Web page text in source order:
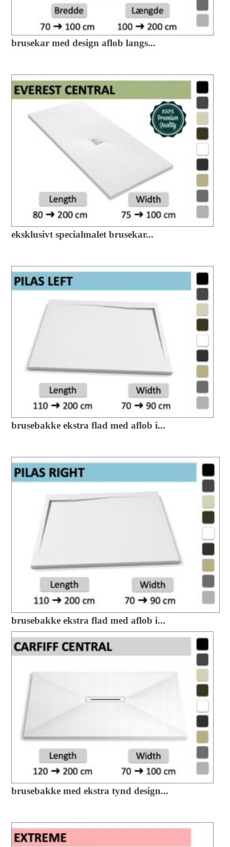
brusekar med design aflob langs...
eksklusivt specialmalet brusekar...
brusebakke ekstra flad med aflob i...
brusebakke ekstra flad med aflob i...
brusebakke med ekstra tynd design...